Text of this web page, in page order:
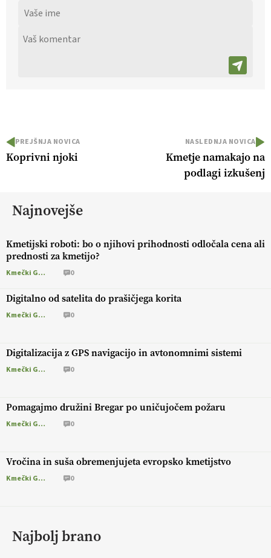
PREJŠNJA NOVICA
Koprivni njoki
NASLEDNJA NOVICA
Kmetje namakajo na
podlagi izkušenj
Najnovejše
Kmetijski roboti: bo o njihovi prihodnosti odločala cena ali
prednosti za kmetijo?
Kmečki Glas 0
Digitalno od satelita do prašičjega korita
Kmečki Glas 0
Digitalizacija z GPS navigacijo in avtonomnimi sistemi
Kmečki Glas 0
Pomagajmo družini Bregar po uničujočem požaru
Kmečki Glas 0
Vročina in suša obremenjujeta evropsko kmetijstvo
Kmečki Glas 0
Najbolj brano